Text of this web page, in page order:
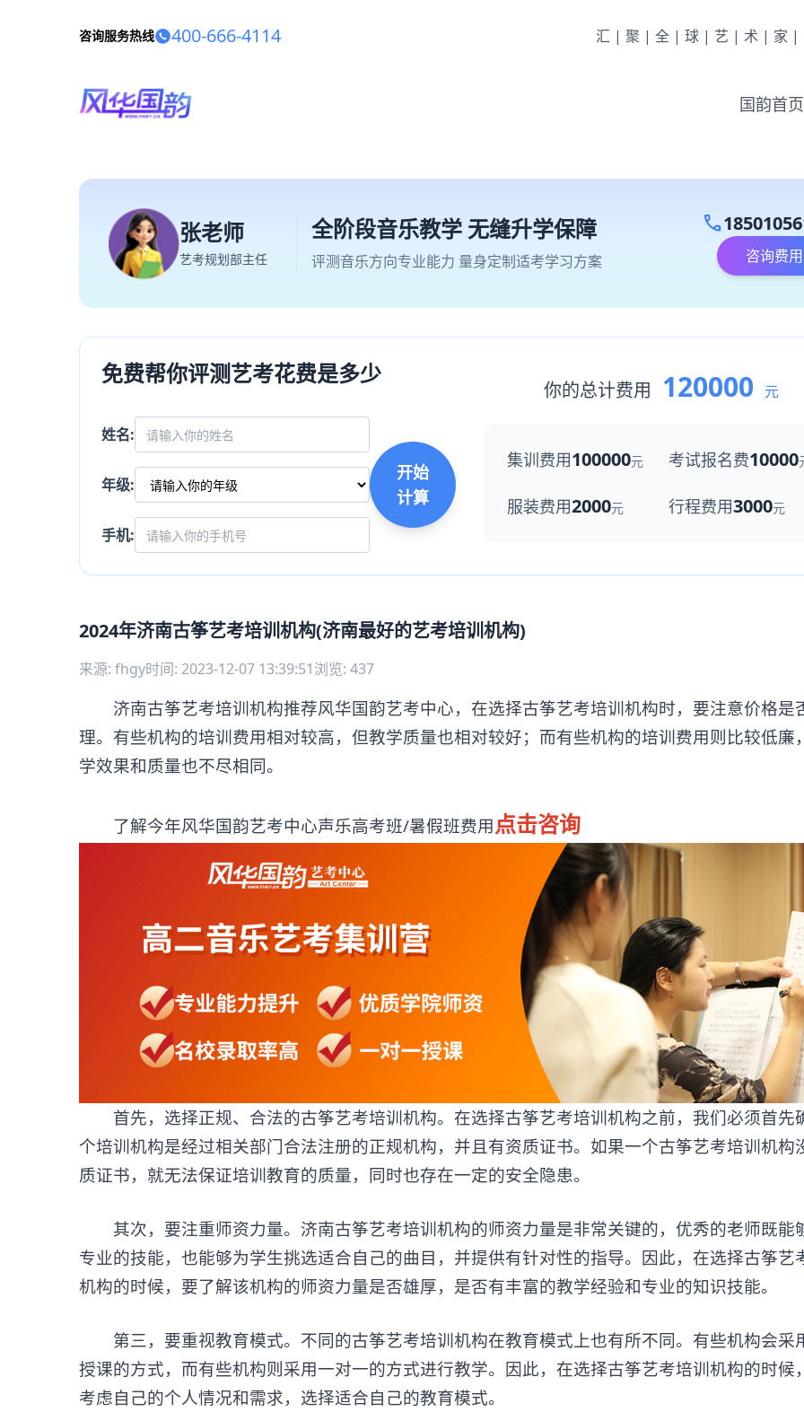
咨询服务热线 400-666-4114 汇|聚|全|球|艺|术|家|
国韵首页
张老师
艺考规划部主任
全阶段音乐教学 无缝升学保障
评测音乐方向专业能力 量身定制适考学习方案
call
咨询费用
免费帮你评测艺考花费是多少
姓名:
年级:
手机:
开始
计算
你的总计费用 120000 元
集训费用100000元 考试报名费10000
服装费用2000元 行程费用3000元
2024年济南古筝艺考培训机构(济南最好的艺考培训机构)
来源: fhgy时间: 2023-12-07 13:39:51浏览: 437
济南古筝艺考培训机构推荐风华国韵艺考中心，在选择古筝艺考培训机构时，要注意价格是
理。有些机构的培训费用相对较高，但教学质量也相对较好；而有些机构的培训费用则比较低廉
学效果和质量也不尽相同。
了解今年风华国韵艺考中心声乐高考班/暑假班费用点击咨询
首先，选择正规、合法的古筝艺考培训机构。在选择古筝艺考培训机构之前，我们必须首先
个培训机构是经过相关部门合法注册的正规机构，并且有资质证书。如果一个古筝艺考培训机构
质证书，就无法保证培训教育的质量，同时也存在一定的安全隐患。
其次，要注重师资力量。 济南古筝艺考培训机构的师资力量是非常关键的，优秀的老师既能
专业的技能，也能够为学生挑选适合自己的曲目，并提供有针对性的指导。因此，在选择古筝艺
机构的时候，要了解该机构的师资力量是否雄厚，是否有丰富的教学经验和专业的知识技能。
第三，要重视教育模式。不同的古筝艺考培训机构在教育模式上也有所不同。有些机构会采
授课的方式，而有些机构则采用一对一的方式进行教学。因此，在选择古筝艺考培训机构的时候
考虑自己的个人情况和需求，选择适合自己的教育模式。